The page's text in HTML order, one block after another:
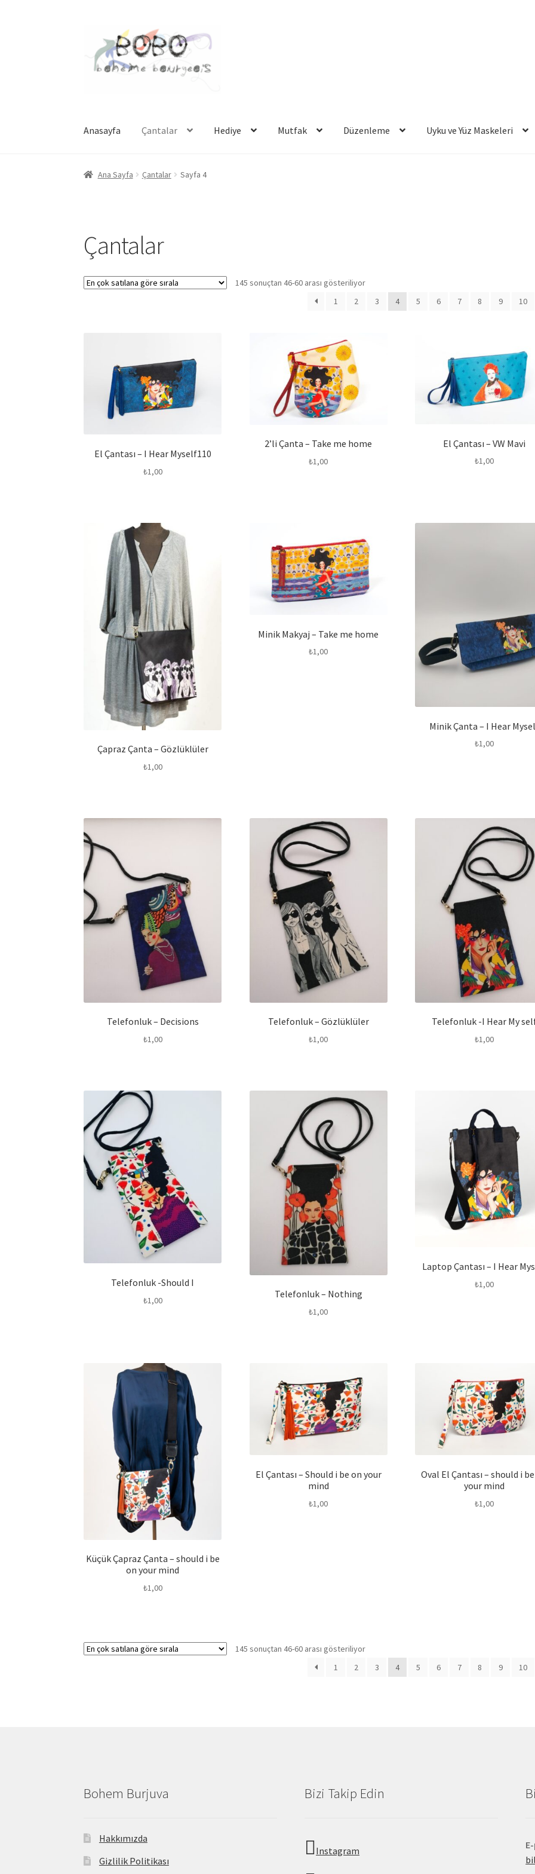
Dolaşıma
Anasayfa Çantalar Hediye Mutfak Düzenleme Uyku ve Yüz Maskeleri
Ana Sayfa Çantalar Sayfa 4
Çantalar
145 sonuçtan 46-60 arası gösteriliyorPopülerliğe
sıralandı
1 2 3 4 5 6 7 8 9 10
El Çantası – I Hear Myself110
₺1,00
2’li Çanta – Take me home
₺1,00
El Çantası – VW Mavi
₺1,00
Çapraz Çanta – Gözlüklüler
₺1,00
Minik Makyaj – Take me home
₺1,00
Minik Çanta – I Hear
₺1,00
Telefonluk – Decisions
₺1,00
Telefonluk – Gözlüklüler
₺1,00
Telefonluk -I Hear My
₺1,00
Telefonluk -Should I
₺1,00
Telefonluk – Nothing
₺1,00
Laptop Çantası – I Hear
₺1,00
Küçük Çapraz Çanta – should i be
on your mind
₺1,00
El Çantası – Should i be on your
mind
₺1,00
Oval El Çantası – should i
your mind
₺1,00
145 sonuçtan 46-60 arası gösteriliyorPopülerliğe
sıralandı
1 2 3 4 5 6 7 8 9 10
Bohem Burjuva
Hakkımızda
Gizlilik Politikası
Bizi Takip Edin
Instagram